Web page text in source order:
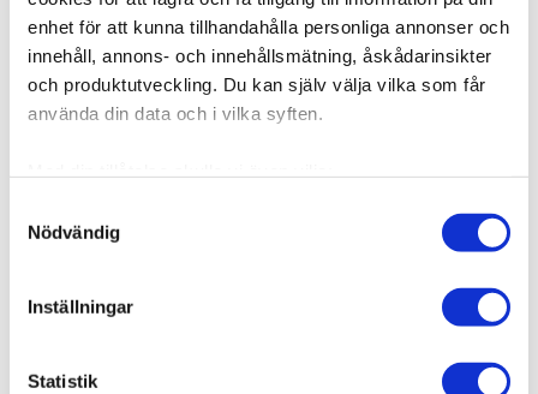
enhet för att kunna tillhandahålla personliga annonser och
innehåll, annons- och innehållsmätning, åskådarinsikter
och produktutveckling. Du kan själv välja vilka som får
använda din data och i vilka syften.
kan ha en noggrannhet på upp till flera meter
Ta reda på mer om hur dina personliga uppgifter
Du kan ändra eller dra tillbaka ditt samtycke när som
Nödvändig
Inställningar
Statistik
Finns i fler varianter
Det har aldrig varit så enkelt att få längre och fylligare hår!
Med Poze ...